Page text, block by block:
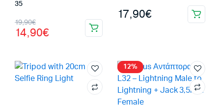
35
19,90€
Original
price
19,90€.
14,90€
Η
τρέχουσα
είναι:
14,90€.
17,90€
12%